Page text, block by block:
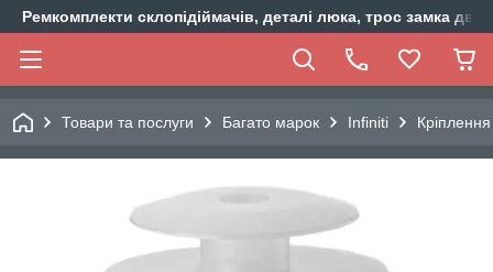
Ремкомплекти склопідіймачів, деталі люка, трос замка
Товари та послуги Багато марок Infiniti